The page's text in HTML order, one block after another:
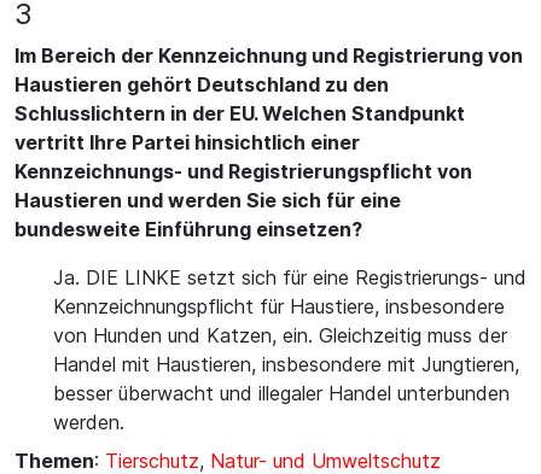
3
Im Bereich der Kennzeichnung und Registrierung von
Haustieren gehört Deutschland zu den
Schlusslichtern in der EU. Welchen Standpunkt
vertritt Ihre Partei hinsichtlich einer
Kennzeichnungs- und Registrierungspflicht von
Haustieren und werden Sie sich für eine
bundesweite Einführung einsetzen?
Ja. DIE LINKE setzt sich für eine Registrierungs- und
Kennzeichnungspflicht für Haustiere, insbesondere
von Hunden und Katzen, ein. Gleichzeitig muss der
Handel mit Haustieren, insbesondere mit Jungtieren,
besser überwacht und illegaler Handel unterbunden
werden.
Themen: Tierschutz, Natur- und Umweltschutz